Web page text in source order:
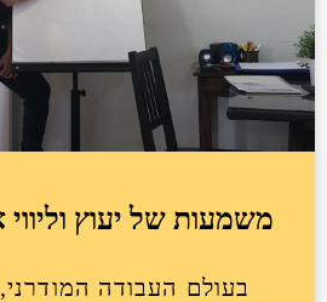
משמעות של יעוץ
בעולם העבודה